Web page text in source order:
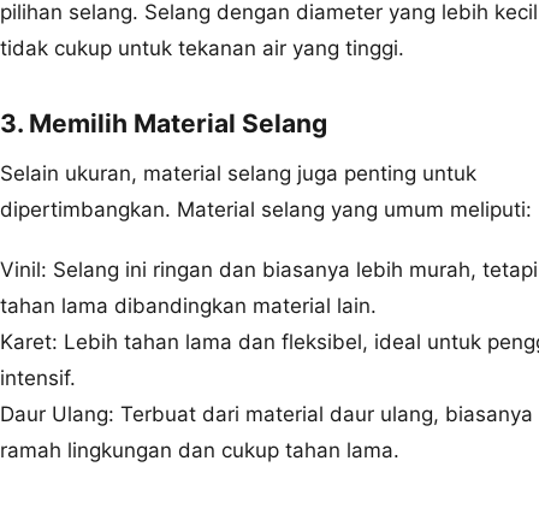
pilihan selang. Selang dengan diameter yang lebih
tidak cukup untuk tekanan air yang tinggi.
3. Memilih Material Selang
Selain ukuran, material selang juga penting untuk
dipertimbangkan. Material selang yang umum meliputi:
Vinil: Selang ini ringan dan biasanya lebih murah,
tahan lama dibandingkan material lain.
Karet: Lebih tahan lama dan fleksibel, ideal untuk
intensif.
Daur Ulang: Terbuat dari material daur ulang, biasanya
ramah lingkungan dan cukup tahan lama.